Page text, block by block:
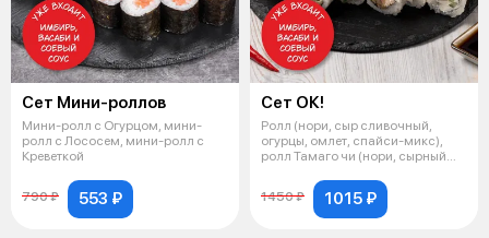
Сет Мини-роллов
Мини-ролл с Огурцом, мини-
ролл с Лососем, мини-ролл с
Креветкой
790 ₽ 553 ₽
Сет ОК!
Ролл (нори, сыр сливочный,
огурцы, омлет, спайси-микс),
ролл Тамаго чи (нори, сырный
1450 ₽
1015 ₽